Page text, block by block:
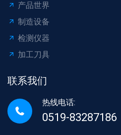
产品世界
制造设备
检测仪器
加工刀具
联系我们
热线电话:
0519-83287186